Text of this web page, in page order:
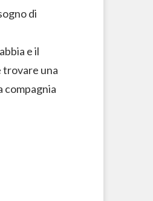
di
e il
trovare una
compagnia